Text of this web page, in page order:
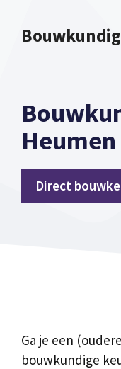
naar
Heumen
Direct
Ga je een
bouwkundige